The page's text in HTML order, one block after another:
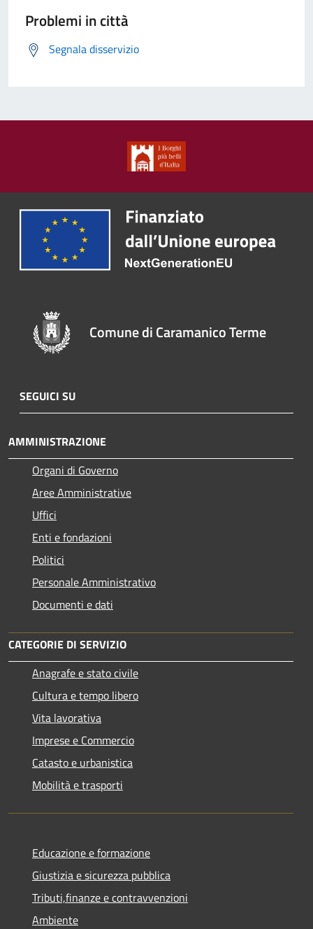
Problemi in città
Segnala disservizio
Comune di Caramanico Terme
SEGUICI SU
AMMINISTRAZIONE
Organi di Governo
Aree Amministrative
Uffici
Enti e fondazioni
Politici
Personale Amministrativo
Documenti e dati
CATEGORIE DI SERVIZIO
Anagrafe e stato civile
Cultura e tempo libero
Vita lavorativa
Imprese e Commercio
Catasto e urbanistica
Mobilità e trasporti
Educazione e formazione
Giustizia e sicurezza pubblica
Tributi,finanze e contravvenzioni
Ambiente